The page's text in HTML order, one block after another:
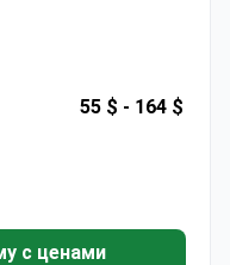
VIP-трансферы и
«все
поддержкой и
55 $ - 164 $
с ценами